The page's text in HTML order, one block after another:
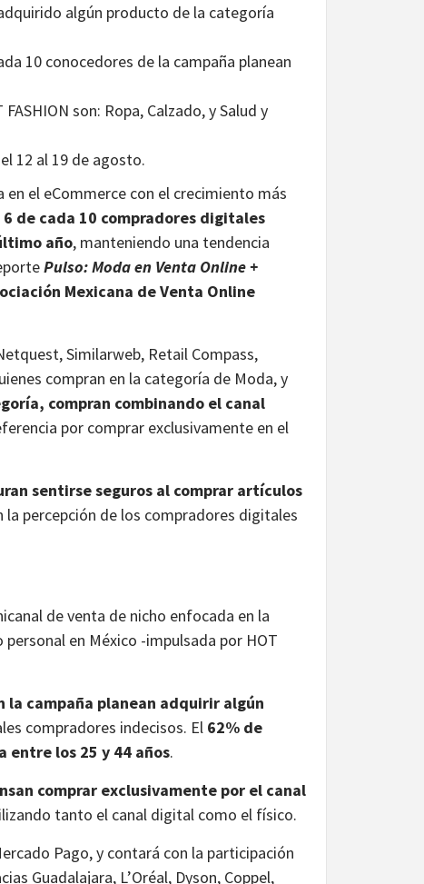
algún producto de la categoría
10 conocedores de la campaña planean
son: Ropa, Calzado, y Salud y
12 al 19 de agosto.
en el eCommerce con el crecimiento más
6 de cada 10 compradores digitales
año, manteniendo una tendencia
Pulso: Moda en Venta Online +
Mexicana de Venta Online
Similarweb, Retail Compass,
compran en la categoría de Moda, y
compran combinando el canal
por comprar exclusivamente en el
sentirse seguros al comprar artículos
la percepción de los compradores digitales
de venta de nicho enfocada en la
en México -impulsada por HOT
la campaña planean adquirir algún
compradores indecisos. El 62% de
entre los 25 y 44 años.
comprar exclusivamente por el canal
tanto el canal digital como el físico.
Pago, y contará con la participación
Guadalajara, L’Oréal, Dyson, Coppel,